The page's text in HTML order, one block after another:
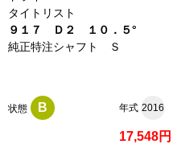
タイトリスト
９１７ Ｄ２ １０．５°
純正特注シャフト Ｓ
状態 B 年式 2016
17,548円